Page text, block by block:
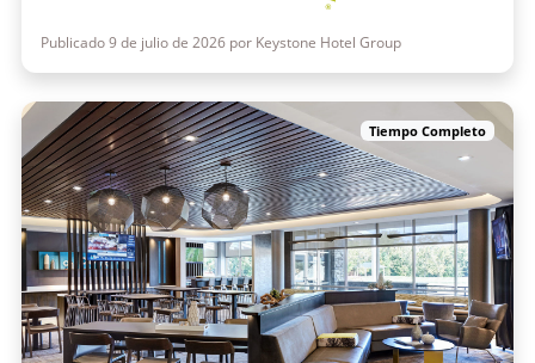
Publicado 9 de julio de 2026 por Keystone Hotel Group
Tiempo Completo